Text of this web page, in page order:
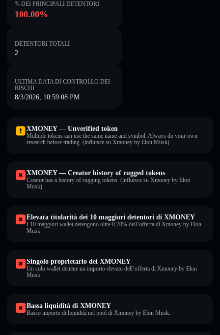
% DEI PRINCIPALI DETENTORI
100.00%
DETENTORI TOTALI
2
ULTIMA DATA DI CONTROLLO DEI
RISCHI
8/3/2026, 10:59:08 PM
XMONEY — Unverified token
Multiple tokens can use the same name and symbol. Always do your own
research before trading. (influisce su Xmoney by Elon Musk).
XMONEY — Creator history of rugged tokens
Creator has a history of rugging tokens. (influisce su Xmoney by Elon
Musk).
Elevata titolarità dei 10 maggiori detentori di XMONEY
I 10 maggiori wallet detengono oltre il 70% dell’offerta di Xmoney by Elon
Musk.
Singolo proprietario dei XMONEY
Un solo wallet detiene un importo elevato dell’offerta di Xmoney by Elon
Musk.
Bassa liquidità di XMONEY
Basso importo di liquidità nel pool di Xmoney by Elon Musk.